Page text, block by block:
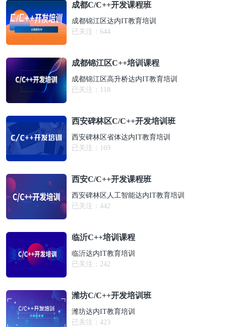
成都C/C++开发课程班
成都锦江区达内IT教育培训
已关注： 644
成都锦江区C++培训课程
成都锦江区高升桥达内IT教育培训
已关注： 118
西安碑林区C/C++开发培训班
西安碑林区省体达内IT教育培训
已关注： 169
西安C/C++开发课程班
西安碑林区人工智能达内IT教育培训
已关注： 442
临沂C++培训课程
临沂达内IT教育培训
已关注： 242
潍坊C/C++开发培训班
潍坊达内IT教育培训
已关注： 423